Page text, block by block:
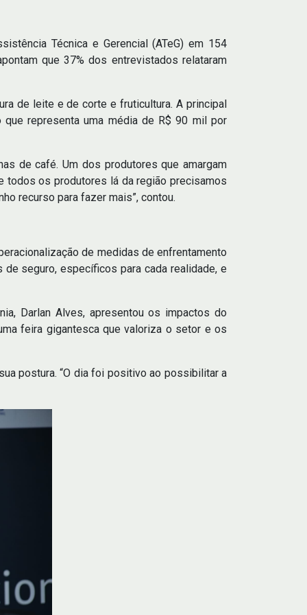
Técnica e Gerencial (ATeG) em 154
que 37% dos entrevistados relataram
de leite e de corte e fruticultura. A principal
representa uma média de R$ 90 mil por
de café. Um dos produtores que amargam
todos os produtores lá da região precisamos
recurso para fazer mais”, contou.
de medidas de enfrentamento
seguro, específicos para cada realidade, e
Darlan Alves, apresentou os impactos do
feira gigantesca que valoriza o setor e os
postura. “O dia foi positivo ao possibilitar a